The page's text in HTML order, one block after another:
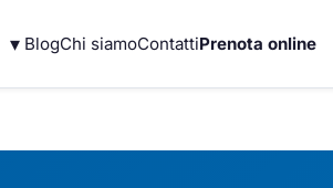
▾ BlogChi siamoContattiPrenota online